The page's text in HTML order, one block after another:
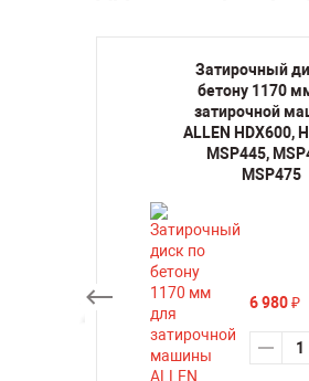
Затирочный
бетону 1170
затирочной
ALLEN HDX600,
MSP445,
MSP475
6 980 ₽